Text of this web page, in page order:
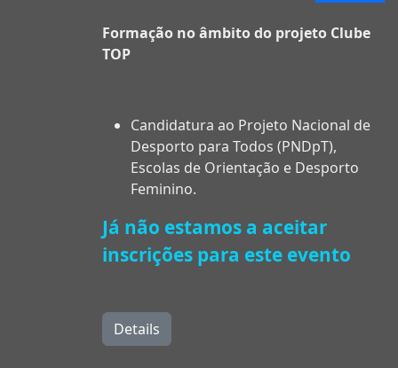
Formação no âmbito do projeto Clube
TOP
Candidatura ao Projeto Nacional de
Desporto para Todos (PNDpT),
Escolas de Orientação e Desporto
Feminino.
Já não estamos a aceitar
inscrições para este evento
Details